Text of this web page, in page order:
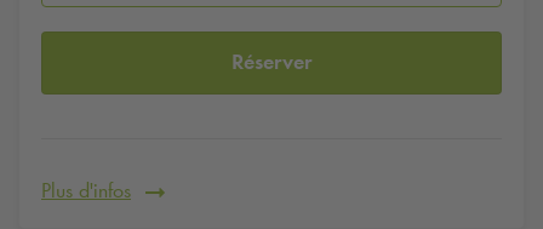
Réserver
Plus d'infos